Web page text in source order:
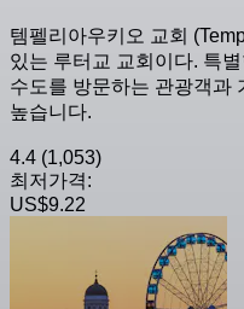
템펠리아우키오 교회
있는 루터교 교회이다. 특
수도를 방문하는 관광객과
높습니다.
4.4 (1,053)
최저가격:
US$9.22